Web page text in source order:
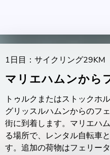
1日目：サイクリング29KM
マリエハムンから
トゥルクまたはストックホ
グリッスルハムンからのフ
街に到着します。マリエハ
る場所で、レンタル自転車
す。追加の荷物はフェリー